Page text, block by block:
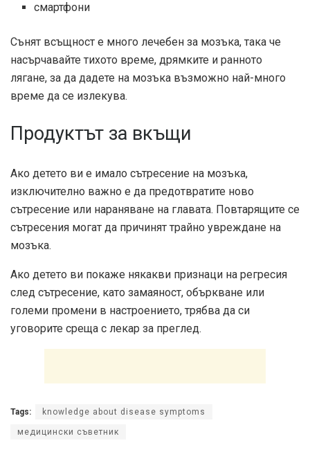
смартфони
Сънят всъщност е много лечебен за мозъка, така че
насърчавайте тихото време, дрямките и ранното
лягане, за да дадете на мозъка възможно най-много
време да се излекува.
Продуктът за вкъщи
Ако детето ви е имало сътресение на мозъка,
изключително важно е да предотвратите ново
сътресение или нараняване на главата. Повтарящите се
сътресения могат да причинят трайно увреждане на
мозъка.
Ако детето ви покаже някакви признаци на регресия
след сътресение, като замаяност, объркване или
големи промени в настроението, трябва да си
уговорите среща с лекар за преглед.
Tags: knowledge about disease symptoms
медицински съветник